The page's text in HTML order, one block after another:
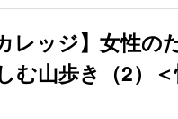
レッジ】女性の
む山歩き（2）